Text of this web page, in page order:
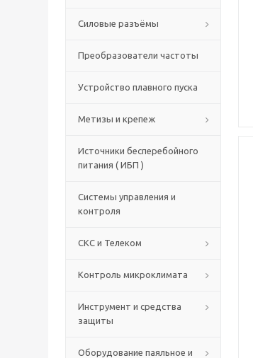
Силовые разъёмы
Преобразователи частоты
Устройство плавного пуска
Метизы и крепеж
Источники бесперебойного
питания ( ИБП )
Системы управления и
контроля
СКС и Телеком
Контроль микроклимата
Инструмент и средства
защиты
Оборудование паяльное и